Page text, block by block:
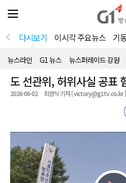
전
체
뉴
열
다시보기 이시각 주요뉴스 기
뉴스라인 G1 뉴스 뉴스퍼레이드 강원
도 선관위, 허위사실 공표
2026-06-02 최경식 기자 [ victory@g1tv.co.kr ]